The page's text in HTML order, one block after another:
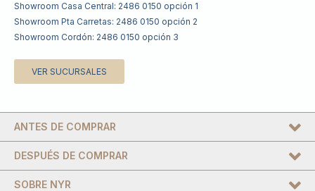
Showroom Casa Central: 2486 0150 opción 1
Showroom Pta Carretas: 2486 0150 opción 2
Showroom Cordón: 2486 0150 opción 3
VER SUCURSALES
DESPUÉS DE COMPRAR
SOBRE NYR
ANTES DE COMPRAR